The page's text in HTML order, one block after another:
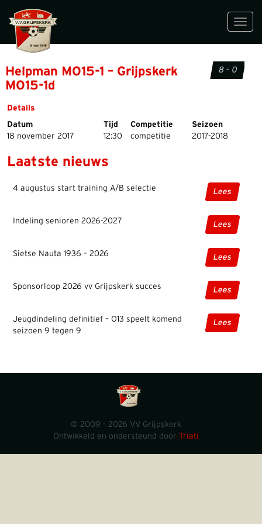
Helpman MO15-1 – Grijpskerk
MO15-1d
8 - 0
Details
Datum
Tijd Competitie
Seizoen
18 november 2017
12:30 competitie 2017-2018
Laatste nieuws
4 augustus start training A/B selectie Lees
Indeling senioren 2026-2027 Lees
Sietse Nauta 1936 – 2026 Lees
Sponsorloop 2026 vv Grijpskerk succes Lees
Jeugdindeling definitief – O13 speelt komend
seizoen 9 tegen 9
Lees
© 2009 - 2026 VV Grijpskerk
Ontwikkeld en ondersteund door Triati